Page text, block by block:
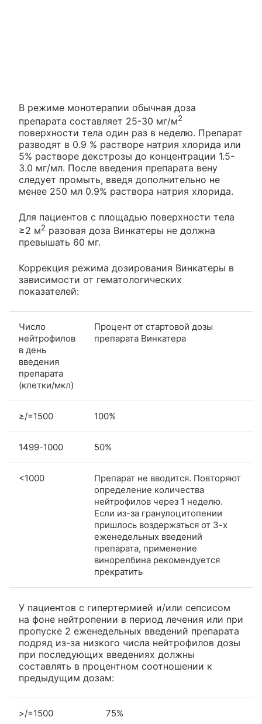
В режиме монотерапии обычная доза
препарата составляет 25-30 мг/м2
поверхности тела один раз в неделю. Препарат
разводят в 0.9 % растворе натрия хлорида или
5% растворе декстрозы до концентрации 1.5-
3.0 мг/мл. После введения препарата вену
следует промыть, введя дополнительно не
менее 250 мл 0.9% раствора натрия хлорида.
Для пациентов с площадью поверхности тела
≥2 м2 разовая доза Винкатеры не должна
превышать 60 мг.
Коррекция режима дозирования Винкатеры в
зависимости от гематологических
показателей:
Число
нейтрофилов
в день
введения
препарата
(клетки/мкл)
Процент от стартовой дозы
препарата Винкатера
≥/=1500 100%
1499-1000 50%
<1000
Препарат не вводится. Повторяют
определение количества
нейтрофилов через 1 неделю.
Если из-за гранулоцитопении
пришлось воздержаться от 3-х
еженедельных введений
препарата, применение
винорелбина рекомендуется
прекратить
У пациентов с гипертермией и/или сепсисом
на фоне нейтропении в период лечения или при
пропуске 2 еженедельных введений препарата
подряд из-за низкого числа нейтрофилов дозы
при последующих введениях должны
составлять в процентном соотношении к
предыдущим дозам:
>/=1500 75%